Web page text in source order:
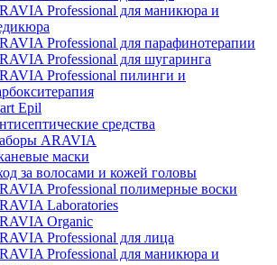
Professional для маникюра и
Professional для парафинотерапии
Professional для шугаринга
Professional пилинги и
Epil
средства
ARAVIA
маски
за волосами и кожей головы
Professional полимерные воски
Laboratories
Organic
Professional для лица
Professional для маникюра и